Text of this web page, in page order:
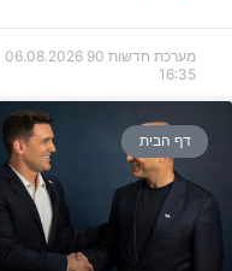
מערכת חדשות 90
06.08.2026
16:35
דף הבית